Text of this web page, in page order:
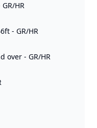
HR
- GR/HR
over - GR/HR